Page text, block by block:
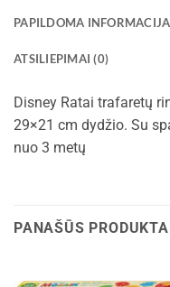
PAPILDOMA INFORMACIJA
ATSILIEPIMAI (0)
Disney Ratai trafaretų
29×21 cm dydžio. Su
nuo 3 metų
PANAŠŪS